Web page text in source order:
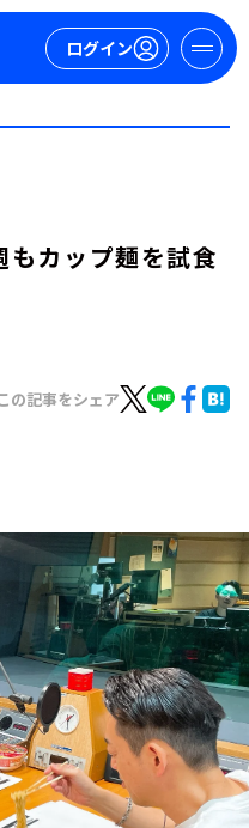
ログイン
もカップ麺を試食
の記事をシェア